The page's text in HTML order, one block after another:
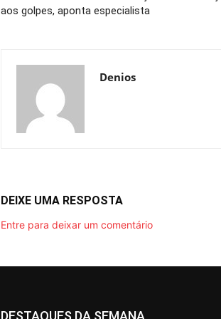
aos golpes, aponta especialista
Denios
DEIXE UMA RESPOSTA
Entre para deixar um comentário
DESTAQUES DA SEMANA